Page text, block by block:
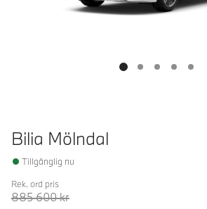
Bilia Mölndal
Tillgänglig nu
Rek. ord pris
885 600kr